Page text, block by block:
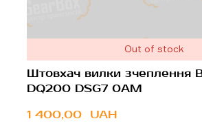
Out of stock
Штовхач вилки зчеплення
DQ200 DSG7 0AM
1 400,00  UAH